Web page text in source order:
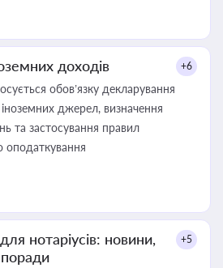
доходів +6
обов’язку декларування
джерел, визначення
та застосування правил
оподаткування
нотаріусів: новини,
+5